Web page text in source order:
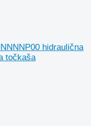
hidraulična
točkaša